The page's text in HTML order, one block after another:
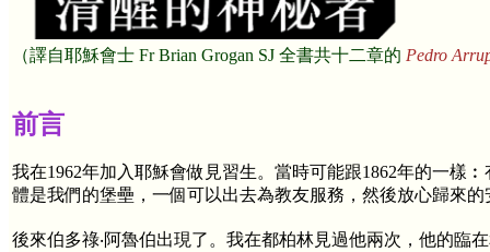
（譯自耶穌會士 Fr Brian Grogan SJ 全書共十二章的 Pedro
前言
我在1962年加入耶穌會做見習生。當時可能跟1862年的一樣
體是我們的堡壘，一個可以出去為教友服務，然後放心歸來的
後來伯多祿‧阿魯伯出現了。我在都柏林見過他兩次，他的臨